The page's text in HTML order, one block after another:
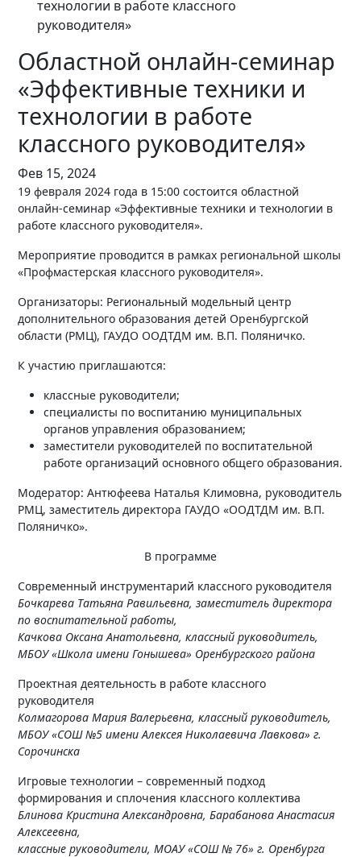
технологии в работе классного
руководителя»
Областной онлайн-семинар
«Эффективные техники и
технологии в работе
классного руководителя»
Фев 15, 2024
19 февраля 2024 года в 15:00 состоится областной
онлайн-семинар «Эффективные техники и технологии в
работе классного руководителя».
Мероприятие проводится в рамках региональной школы
«Профмастерская классного руководителя».
Организаторы: Региональный модельный центр
дополнительного образования детей Оренбургской
области (РМЦ), ГАУДО ООДТДМ им. В.П. Поляничко.
К участию приглашаются:
классные руководители;
специалисты по воспитанию муниципальных
органов управления образованием;
заместители руководителей по воспитательной
работе организаций основного общего образования.
Модератор: Антюфеева Наталья Климовна, руководитель
РМЦ, заместитель директора ГАУДО «ООДТДМ им. В.П.
Поляничко».
В программе
Современный инструментарий классного руководителя
Бочкарева Татьяна Равильевна, заместитель директора
по воспитательной работы,
Качкова Оксана Анатольевна, классный руководитель,
МБОУ «Школа имени Гонышева» Оренбургского района
Проектная деятельность в работе классного
руководителя
Колмагорова Мария Валерьевна, классный руководитель,
МБОУ «СОШ №5 имени Алексея Николаевича Лавкова» г.
Сорочинска
Игровые технологии – современный подход
формирования и сплочения классного коллектива
Блинова Кристина Александровна, Барабанова Анастасия
Алексеевна,
классные руководители, МОАУ «СОШ № 76» г. Оренбурга